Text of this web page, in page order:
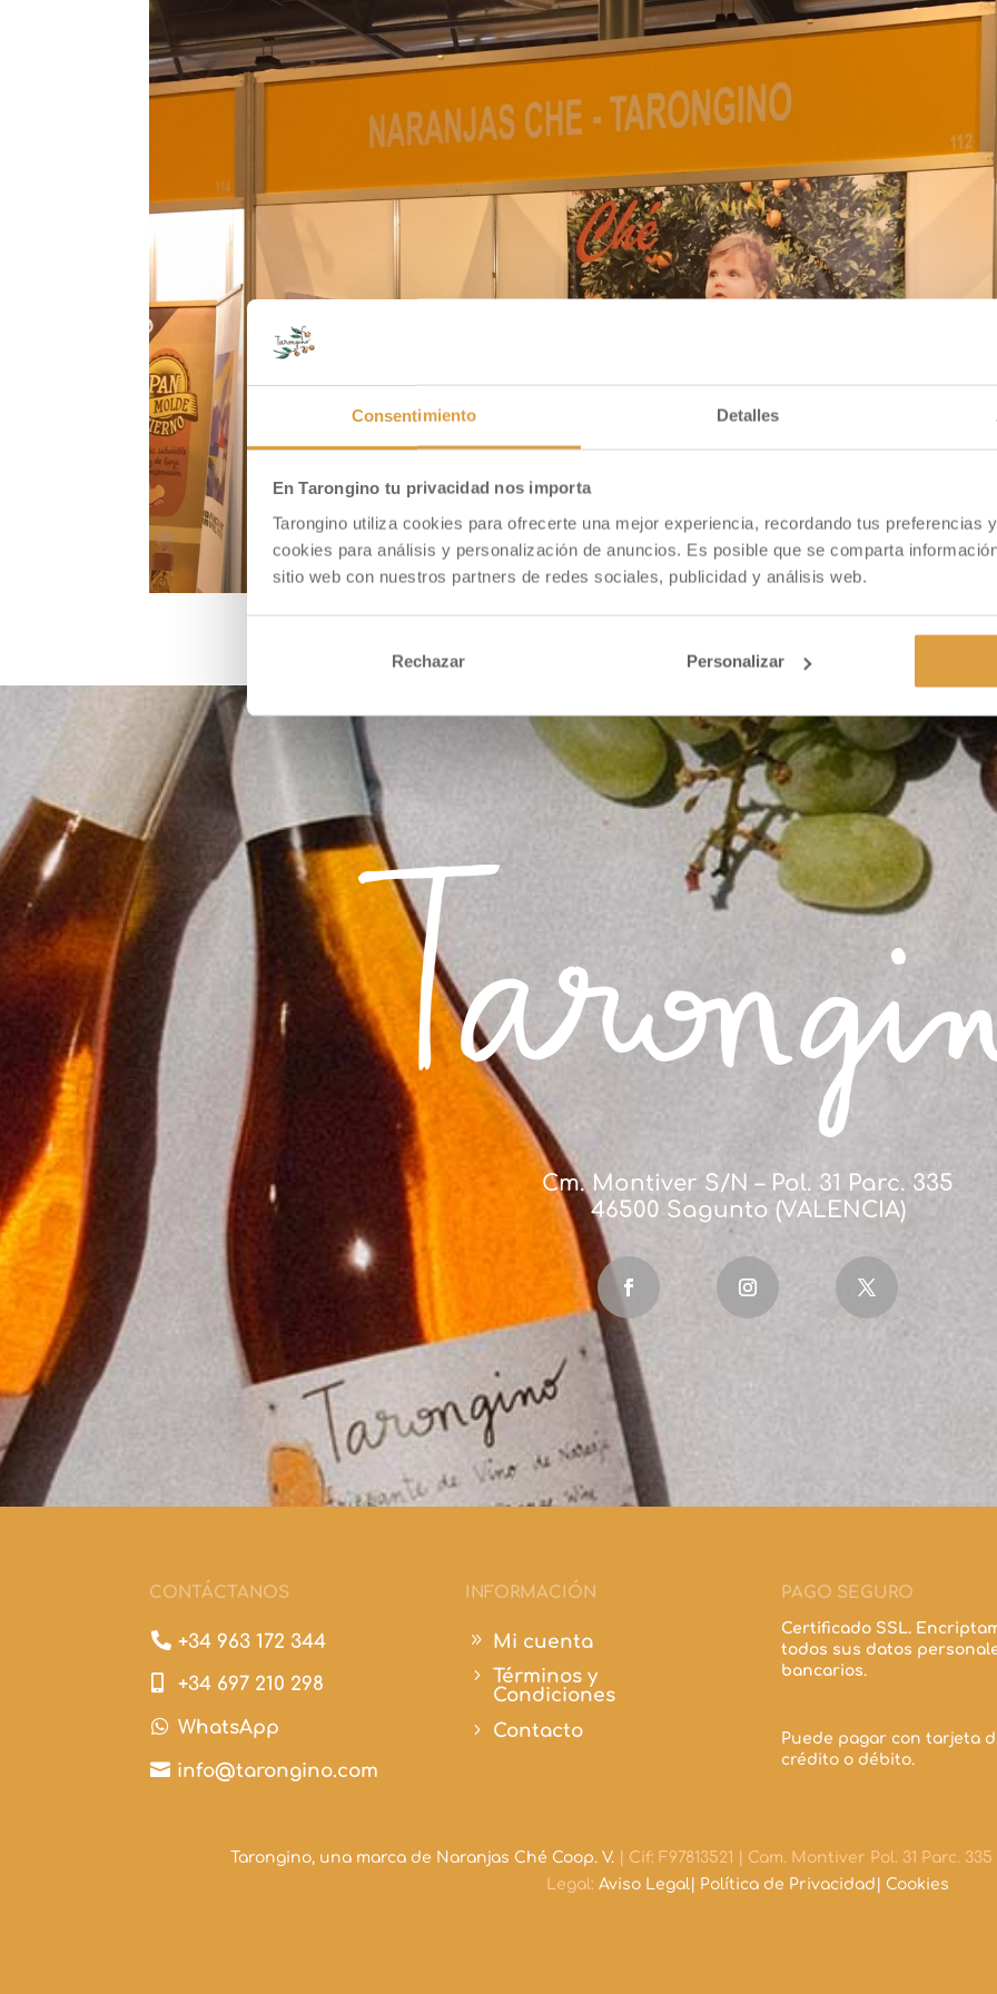
Consentimiento Detalles
En Tarongino tu privacidad nos importa
Tarongino utiliza cookies para ofrecerte una mejor experiencia, recordando tus preferencias
cookies para análisis y personalización de anuncios. Es posible que se comparta
sitio web con nuestros partners de redes sociales, publicidad y análisis web.
Rechazar Personalizar
[:es]¡Nos vamos de Feria! Pero no a una feria cualquiera, nos vamos a #FAPEA 2016 El fin de semana
para disfrutarlo. ¡Así que este «finde» y encima puente, nos vamos a disfrutar del norte!
FAPEA 2016 El emplazamiento de la Feria estará...
Tarongino y Naranjas Ché en BioCultura Madrid
portarongino Nov 12, 2015 Ferias
[:es] ¡Visítanos en el stand 112! Tarongino es el vino de naranja ecológica. Es una esencia del
elaborada en Sagunt. Su gran secreto es someter en las tierras del Camp de Morvedre a una
natural el zumo de las mejores naranjas naturales,...
Cm. Montiver S/N – Pol. 31 Parc. 335
46500 Sagunto (VALENCIA)
CONTÁCTANOS
 +34 963 172 344
 +34 697 210 298
 WhatsApp
 info@tarongino.com
INFORMACIÓN
9 Mi cuenta
5
Términos y
Condiciones
5 Contacto
PAGO SEGURO
Certificado SSL.
todos sus datos
bancarios.
Puede pagar con tarjeta
crédito o débito.
Tarongino, una marca de Naranjas Ché Coop. V.
| Cif: F97813521 | Cam. Montiver Pol. 31 Parc.
Legal: Aviso Legal| Política de Privacidad| Cookies